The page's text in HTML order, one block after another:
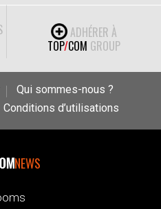
ADHÉRER À
TOP/COM GROUP
Qui sommes-nous ?
Conditions d’utilisations
NEWS